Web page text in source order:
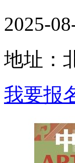
2025-
地址：
我要报